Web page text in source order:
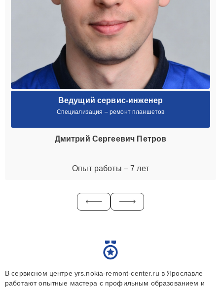
Ведущий сервис-инженер
Специализация – ремонт планшетов
Дмитрий Сергеевич Петров
Опыт работы – 7 лет
В сервисном центре yrs.nokia-remont-center.ru в Ярославле
работают опытные мастера с профильным образованием и